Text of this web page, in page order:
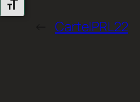
Alternar Tamaño De Letra
CartelPRL22